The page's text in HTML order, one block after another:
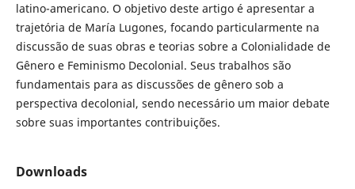
latino-americano. O objetivo deste artigo é apresentar a
trajetória de María Lugones, focando particularmente na
discussão de suas obras e teorias sobre a Colonialidade de
Gênero e Feminismo Decolonial. Seus trabalhos são
fundamentais para as discussões de gênero sob a
perspectiva decolonial, sendo necessário um maior debate
sobre suas importantes contribuições.
Downloads